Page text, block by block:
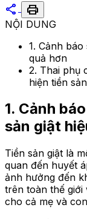
share print
NỘI DUNG
1. Cảnh
quả hơn
2. Thai phụ
hiện tiền
1. Cảnh
sản giật
Tiền sản giật là
quan đến huyết
ảnh hưởng đến
trên toàn thế giới
cho cả mẹ và